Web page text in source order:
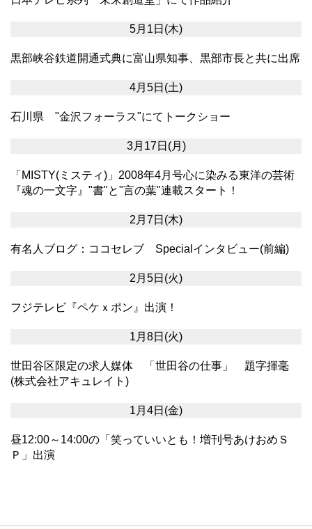
5月1日(木)
黒部峡谷鉄道開通式典に富山県知事、黒部市長と共に出席
4月5日(土)
石川県 "金沢フォーラス"にてトークショー
3月17日(月)
「MISTY(ミスティ)」2008年4月号心に染みる東洋の芸術
『魂の一文字』"書"と"言の葉"連載スタート！
2月7日(木)
有名人ブログ：ココセレブ Specialインタビュー(前編)
2月5日(火)
フジテレビ『ペケｘポン』出演！
1月8日(火)
世田谷区限定の求人媒体 「世田谷の仕事」 題字揮毫
(株式会社アキュレイト)
1月4日(金)
昼12:00～14:00の「笑っていいとも！増刊号あけおめＳ
Ｐ」出演